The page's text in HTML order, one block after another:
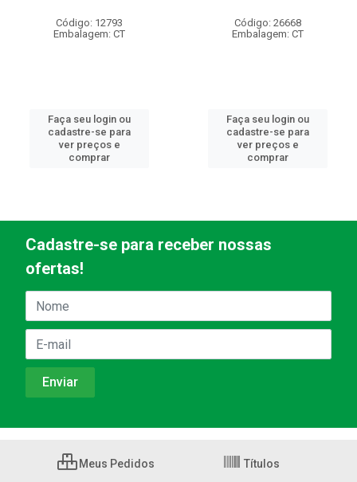
Código: 12793
Embalagem: CT
Faça seu login ou
cadastre-se para
ver preços e
comprar
Código: 26668
Embalagem: CT
Faça seu login ou
cadastre-se para
ver preços e
comprar
Cadastre-se para receber nossas
ofertas!
Meus Pedidos Títulos